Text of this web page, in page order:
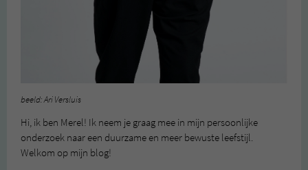
beeld: Ari Versluis
Hi, ik ben Merel! Ik neem je graag mee in mijn persoonlijke
onderzoek naar een duurzame en meer bewuste leefstijl.
Welkom op mijn blog!